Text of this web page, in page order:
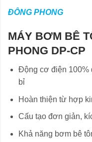
ĐÔNG PHONG
MÁY BƠM BÊ
PHONG DP-CP
Động cơ điện 100%
bỉ
Hoàn thiện từ hợp
Cấu tạo đơn giản,
Khả năng bơm bê